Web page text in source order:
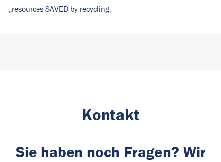
resources SAVED by recycling
Kontakt
Sie haben noch Fragen? Wir